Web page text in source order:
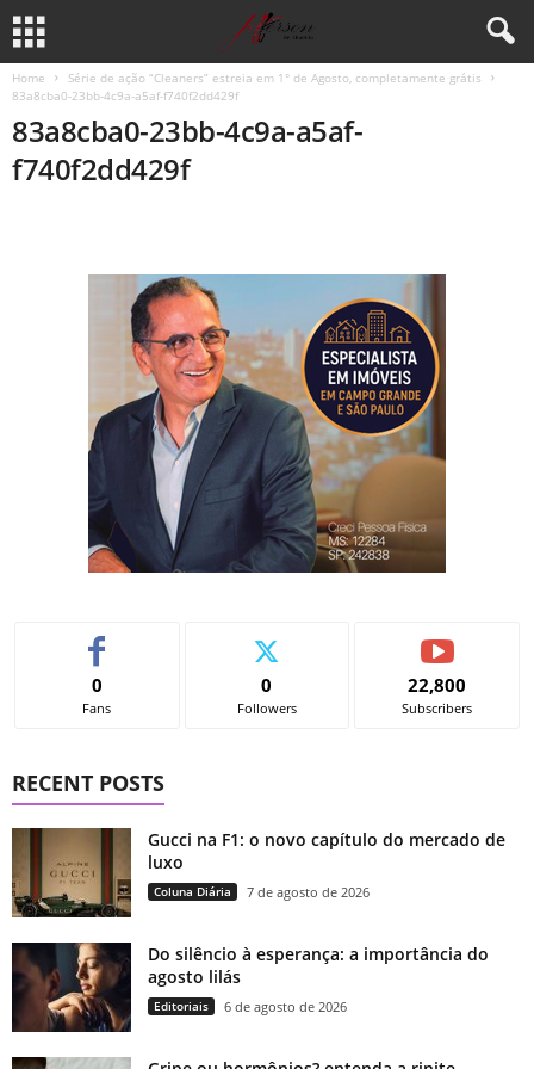
Home
Série de ação “Cleaners” estreia em 1° de Agosto, completamente grátis
83a8cba0-23bb-4c9a-a5af-f740f2dd429f
83a8cba0-23bb-4c9a-a5af-
f740f2dd429f
0
Fans
0
Followers
22,800
Subscribers
RECENT POSTS
Gucci na F1: o novo capítulo do mercado de
luxo
Coluna Diária 7 de agosto de 2026
Do silêncio à esperança: a importância do
agosto lilás
Editoriais 6 de agosto de 2026